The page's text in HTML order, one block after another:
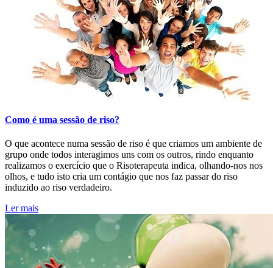
Como é uma sessão de riso?
O que acontece numa sessão de riso é que criamos um ambiente de
grupo onde todos interagimos uns com os outros, rindo enquanto
realizamos o exercício que o Risoterapeuta indica, olhando-nos nos
olhos, e tudo isto cria um contágio que nos faz passar do riso
induzido ao riso verdadeiro.
Ler mais